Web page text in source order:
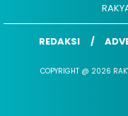
REDAKSI
COPYRIGHT @ 2026